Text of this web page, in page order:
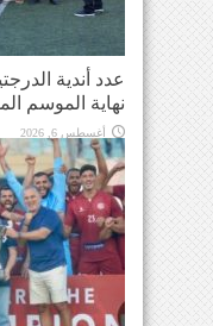
عدد أندية
نهاية الموسم
أغسطس 6, 2026